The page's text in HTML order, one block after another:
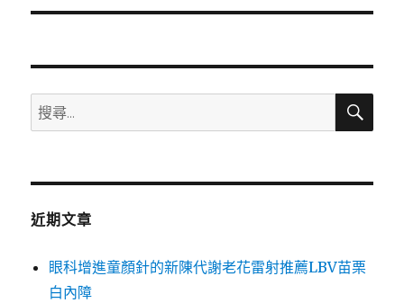
文
搜
尋
鍵
搜
近期文章
眼科增進童顏針的新陳代謝老花雷射推薦LBV苗栗
白內障